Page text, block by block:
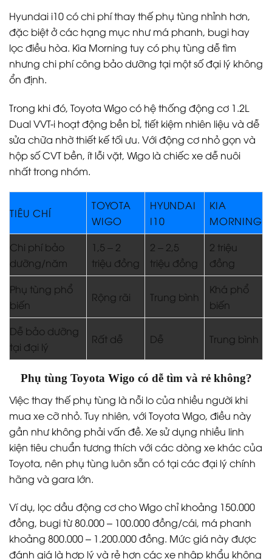
Toyota Việt Nam – Dịch vụ
hậu mãi chính hãng.
So sánh bảo dưỡng Toyota Wigo với Hyundai i10,
Kia Morning
Hyundai i10 và Kia Morning là ba lựa chọn phổ biến
nhất. Khi xét về bảo dưỡng, Toyota Wigo nổi bật ở yếu
tố chi phí thấp, lịch bảo trì đơn giản và linh kiện phổ
thông.
Hyundai i10 có chi phí thay thế phụ tùng nhỉnh hơn,
lọc điều hòa. Kia Morning tuy có phụ tùng dễ tìm
nhưng chi phí công bảo dưỡng tại một số đại lý không
ổn định.
Trong khi đó, Toyota Wigo có hệ thống động cơ 1.2L
Dual VVT-i hoạt động bền bỉ, tiết kiệm nhiên liệu và dễ
sửa chữa nhờ thiết kế tối ưu. Với động cơ nhỏ gọn và
hộp số CVT bền, ít lỗi vặt, Wigo là chiếc xe dễ nuôi
nhất trong nhóm.
TIÊU CHÍ
TOYOTA
WIGO
HYUNDAI
I10
KIA
MORNING
Chi phí bảo
dưỡng/năm
1,5 – 2
triệu đồng
2 – 2,5
triệu đồng
2 triệu
đồng
Phụ tùng phổ
biến
Rộng rãi Trung bình
Khá phổ
biến
tại đại lý
Rất dễ Dễ Trung bình
Phụ tùng Toyota Wigo có dễ tìm và rẻ không?